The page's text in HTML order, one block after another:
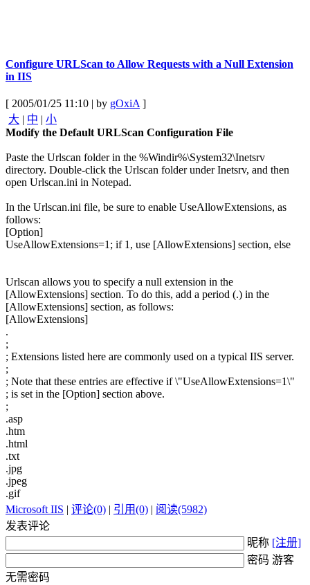
Configure URLScan to Allow Requests with a Null Extension
in IIS
[ 2005/01/25 11:10 | by gOxiA]
大 | 中 | 小
Modify the Default URLScan Configuration File
Paste the Urlscan folder in the %Windir%\System32\Inetsrv
directory. Double-click the Urlscan folder under Inetsrv, and then
open Urlscan.ini in Notepad.
In the Urlscan.ini file, be sure to enable UseAllowExtensions, as
follows:
[Option]
UseAllowExtensions=1; if 1, use [AllowExtensions] section, else
Urlscan allows you to specify a null extension in the
[AllowExtensions] section. To do this, add a period (.) in the
[AllowExtensions] section, as follows:
[AllowExtensions]
.
;
; Extensions listed here are commonly used on a typical IIS server.
;
; Note that these entries are effective if \"UseAllowExtensions=1\"
; is set in the [Option] section above.
;
.asp
.htm
.html
.txt
.jpg
.jpeg
.gif
Microsoft IIS | 评论(0) | 引用(0) | 阅读(5982)
发表评论
昵称 [注册]
密码 游客
无需密码